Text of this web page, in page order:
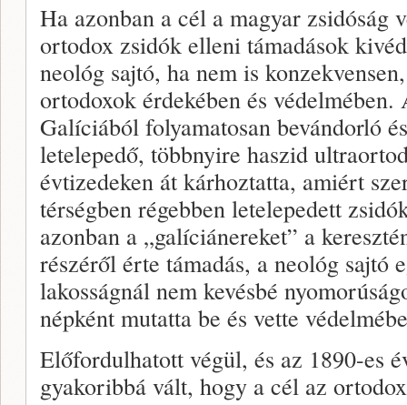
Ha azonban a cél a magyar zsidóság
ortodox zsidók elleni támadások
neológ sajtó, ha nem is
ortodoxok érdekében és
Galíciából folyamatosan bevándorló
letelepedő, többnyire haszid
évtizedeken át kárhoztatta, amiért
térségben régebben letelepedett
azonban a „galíciánereket” a
részéről érte támadás, a neológ sajtó
lakosságnál nem kevésbé
népként mutatta be és vette
Előfordulhatott végül, és az 1890-es
gyakoribbá vált, hogy a cél az